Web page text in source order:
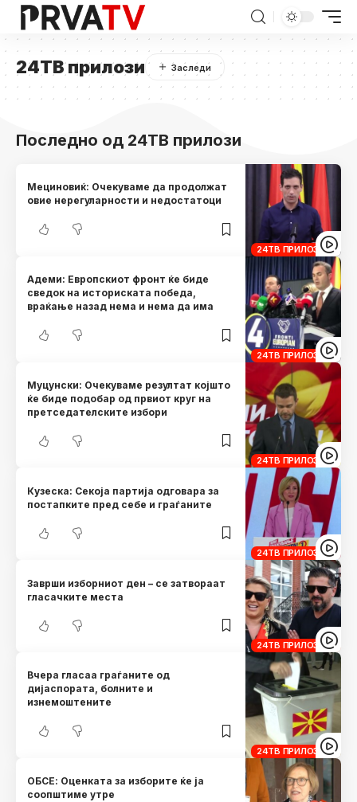
24ТВ прилози
Последно од 24ТВ прилози
24ТВ ПРИЛОЗИ
Мециновиќ: Очекуваме да продолжат
овие нерегуларности и недостатоци
24ТВ ПРИЛОЗИ
Адеми: Европскиот фронт ќе биде
сведок на историската победа,
враќање назад нема и нема да има
24ТВ ПРИЛОЗИ
Муцунски: Очекуваме резултат којшто
ќе биде подобар од првиот круг на
претседателските избори
24ТВ ПРИЛОЗИ
Кузеска: Секоја партија одговара за
постапките пред себе и граѓаните
24ТВ ПРИЛОЗИ
Заврши изборниот ден – се затвораат
гласачките места
24ТВ ПРИЛОЗИ
Вчера гласаа граѓаните од
дијаспората, болните и
изнемоштените
ОБСЕ: Оценката за изборите ќе ја
соопштиме утре